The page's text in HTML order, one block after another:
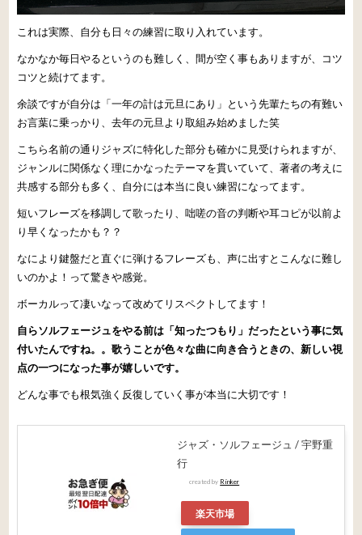
これは実際、自分も日々の練習に取り入れています。
なかなか毎日やるというのも難しく、間が空く事もありますが、コツ
コツと続けてます。
余談ですが自分は「一年の計は元旦にあり」という先輩たちの有難い
お言葉に乗っかり、去年の元旦より取組み始めました笑
こちら名前の通りジャズに特化した部分も確かに見受けられますが、
ジャンルに関係なく理にかなったテーマを貫いていて、著者の考えに
共感する部分も多く、自分には本当に良い練習になってます。
短いフレーズを移調して歌ったり、咄嗟の音の判断や耳コピが以前よ
り早くなったかも？？
なにより鍵盤だと直ぐに弾けるフレーズも、声に出すとこんなに難し
いのかよ！って驚きや感覚。
ボーカルって凄いなって改めてリスペクトしてます！
自らソルフェージュをやる前は「知ったつもり」だったという事に気
付いたんですね。。歌うことが色々な曲に向き合うときの、新しい視
点の一つになった事が嬉しいです。
どんな事でも根気強く反復していく事が本当に大切です！
ジャズ・ソルフェージュ / 宇野重
行
created by Rinker
楽天市場